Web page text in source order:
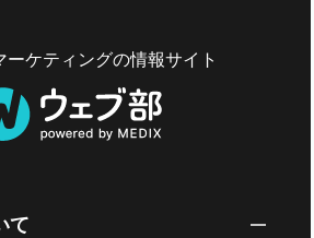
ーケティングの情報サイト
て